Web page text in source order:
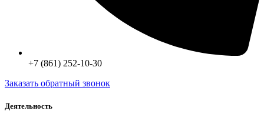
+7 (861) 252-10-30
Заказать обратный звонок
Деятельность